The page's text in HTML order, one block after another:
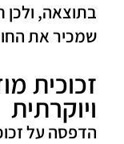
בתוצאה,
שמכיר את
זכוכית
ויוקרתית
הדפסה על